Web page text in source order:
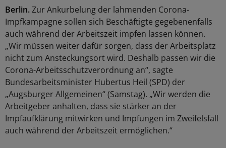
Berlin.Zur Ankurbelung der lahmenden Corona-
Impfkampagne sollen sich Beschäftigte gegebenenfalls
auch während der Arbeitszeit impfen lassen können.
„Wir müssen weiter dafür sorgen, dass der Arbeitsplatz
nicht zum Ansteckungsort wird. Deshalb passen wir die
Corona-Arbeitsschutzverordnung an“, sagte
Bundesarbeitsminister Hubertus Heil (SPD) der
„Augsburger Allgemeinen“ (Samstag). „Wir werden die
Arbeitgeber anhalten, dass sie stärker an der
Impfaufklärung mitwirken und Impfungen im Zweifelsfall
auch während der Arbeitszeit ermöglichen.“